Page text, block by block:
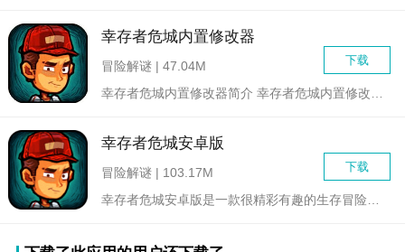
幸存者危城内置修改器
下载
冒险解谜 | 47.04M
幸存者危城安卓版
下载
冒险解谜 | 103.17M